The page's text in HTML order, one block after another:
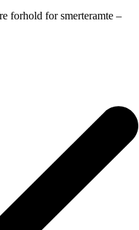
forhold for smerteramte –